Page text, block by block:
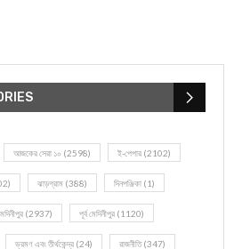
আজকের সেরা ১০ (2598) ই-পেপার (2102)
ঝাড়গ্রাম (388) দিনপঞ্জিকা (1)
(2937) পূর্ব মেদিনীপুর (1120)
ভ্রমণ এবং তীর্থকেন্দ্র (24) রাজনীতি(347)